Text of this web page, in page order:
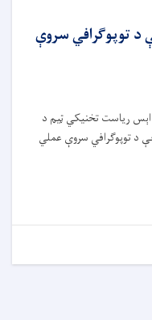
د توپوګرافي سروې
ریاست تخنیکي ټیم د
د توپوګرافي سروې عملي